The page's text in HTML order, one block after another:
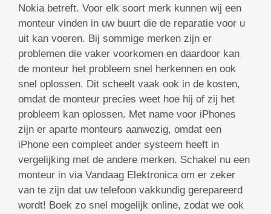
Nokia betreft. Voor elk soort merk kunnen wij een
monteur vinden in uw buurt die de reparatie voor u
uit kan voeren. Bij sommige merken zijn er
problemen die vaker voorkomen en daardoor kan
de monteur het probleem snel herkennen en ook
snel oplossen. Dit scheelt vaak ook in de kosten,
omdat de monteur precies weet hoe hij of zij het
probleem kan oplossen. Met name voor iPhones
zijn er aparte monteurs aanwezig, omdat een
iPhone een compleet ander systeem heeft in
vergelijking met de andere merken. Schakel nu een
monteur in via Vandaag Elektronica om er zeker
van te zijn dat uw telefoon vakkundig gerepareerd
wordt! Boek zo snel mogelijk online, zodat we ook